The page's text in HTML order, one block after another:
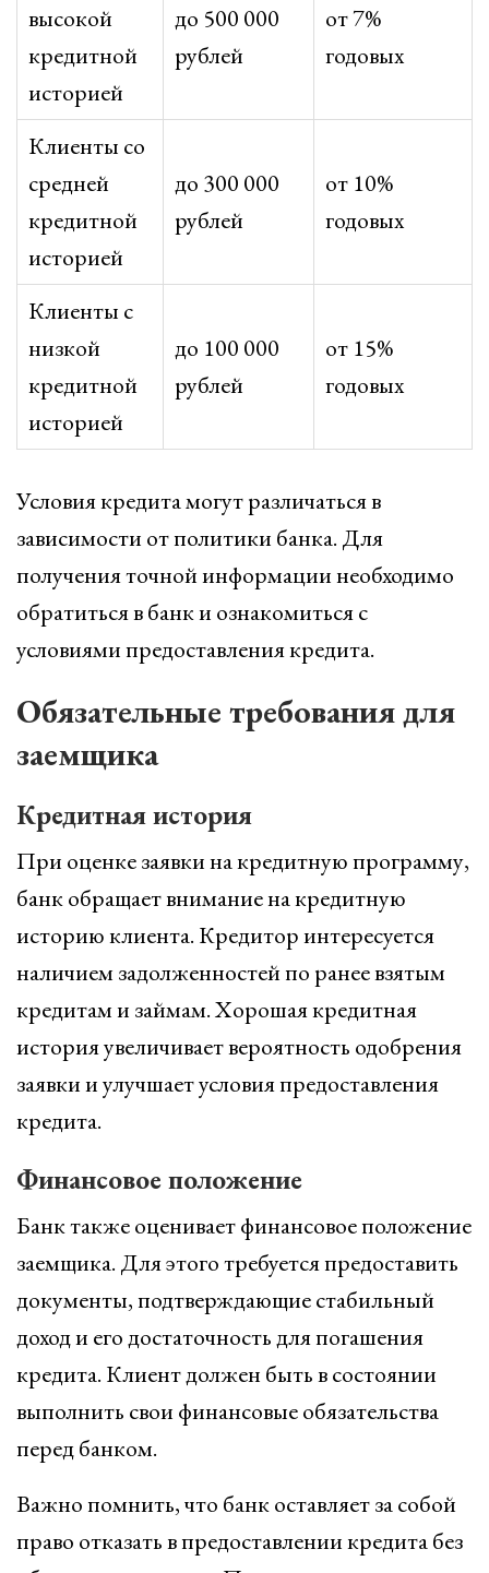
высокой
кредитной
историей
до 500 000
рублей
от 7%
годовых
Клиенты со
средней
кредитной
историей
до 300 000
рублей
от 10%
годовых
Клиенты с
низкой
кредитной
историей
до 100 000
рублей
от 15%
годовых
Условия кредита могут различаться в
зависимости от политики банка. Для
получения точной информации необходимо
обратиться в банк и ознакомиться с
условиями предоставления кредита.
Обязательные требования для
заемщика
Кредитная история
При оценке заявки на кредитную программу,
банк обращает внимание на кредитную
историю клиента. Кредитор интересуется
наличием задолженностей по ранее взятым
кредитам и займам. Хорошая кредитная
история увеличивает вероятность одобрения
заявки и улучшает условия предоставления
кредита.
Финансовое положение
Банк также оценивает финансовое положение
заемщика. Для этого требуется предоставить
документы, подтверждающие стабильный
доход и его достаточность для погашения
кредита. Клиент должен быть в состоянии
выполнить свои финансовые обязательства
перед банком.
Важно помнить, что банк оставляет за собой
право отказать в предоставлении кредита без